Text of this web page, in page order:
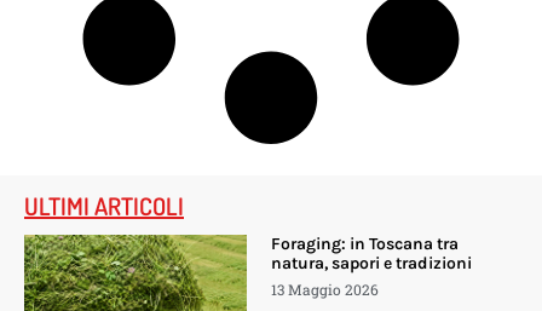
ULTIMI ARTICOLI
Foraging: in Toscana tra
natura, sapori e tradizioni
13 Maggio 2026